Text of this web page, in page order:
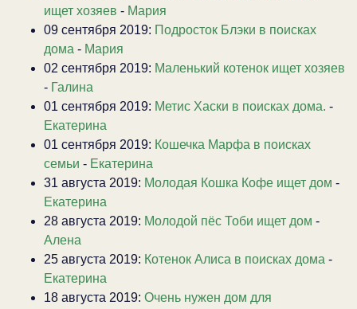
ищет хозяев - Мария
09 сентября 2019: Подросток Блэки в поисках
дома - Мария
02 сентября 2019: Маленький котенок ищет хозяев
- Галина
01 сентября 2019: Метис Хаски в поисках дома. -
Екатерина
01 сентября 2019: Кошечка Марфа в поисках
семьи - Екатерина
31 августа 2019: Молодая Кошка Кофе ищет дом -
Екатерина
28 августа 2019: Молодой пёс Тоби ищет дом -
Алена
25 августа 2019: Котенок Алиса в поисках дома -
Екатерина
18 августа 2019: Очень нужен дом для